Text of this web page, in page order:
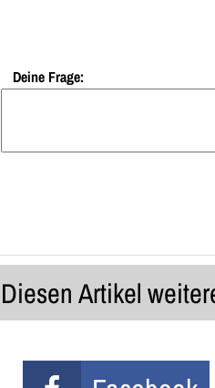
Deine Frage:
Diesen Artikel